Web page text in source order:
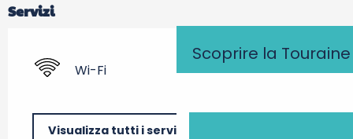
Scoprire la Touraine
Servizi
Wi-Fi
Visualizza tutti i servizi